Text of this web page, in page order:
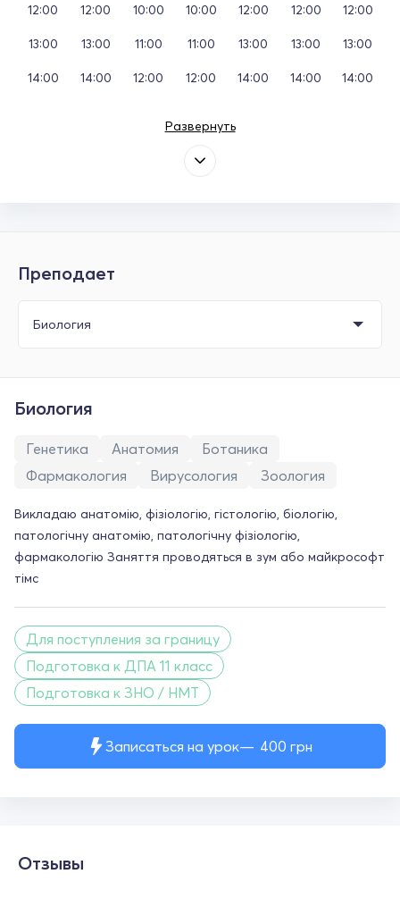
12:00
13:00
14:00
12:00
13:00
14:00
10:00
11:00
12:00
10:00
11:00
12:00
12:00
13:00
14:00
12:00
13:00
14:00
12:00
13:00
14:00
Развернуть
Преподает
Записаться на урок 400 грн
Биология
Генетика Анатомия
Ботаника
Фармакология
Вирусология Зоология
Викладаю анатомію, фізіологію, гістологію, біологію,
патологічну анатомію, патологічну фізіологію,
фармакологію Заняття проводяться в зум або майкрософт
тімс
Для поступления за границу
Подготовка к ДПА 11 класс
Подготовка к ЗНО / НМТ
Отзывы